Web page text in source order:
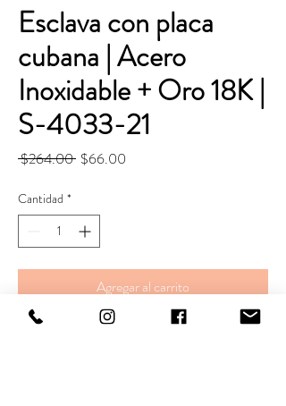
Esclava con placa
cubana | Acero
Inoxidable + Oro 18K |
S-4033-21
$264.00 Precio
$66.00
Cantidad *
Agregar al carrito